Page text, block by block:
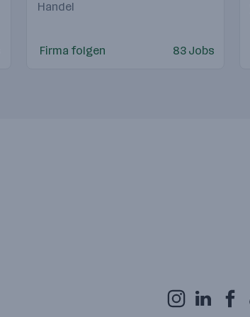
Handel
Firma folgen 83 Jobs